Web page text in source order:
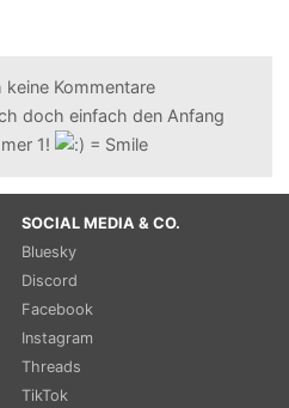
Kommentare
doch einfach den Anfang
1!
SOCIAL MEDIA & CO.
Bluesky
Discord
Facebook
Instagram
Threads
TikTok